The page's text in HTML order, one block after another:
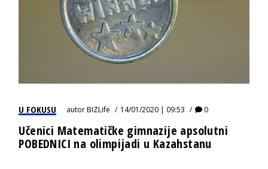
U FOKUSU autorBIZLife 14/01/2020 | 09:53 0
Učenici Matematičke gimnazije apsolutni
POBEDNICI na olimpijadi u Kazahstanu